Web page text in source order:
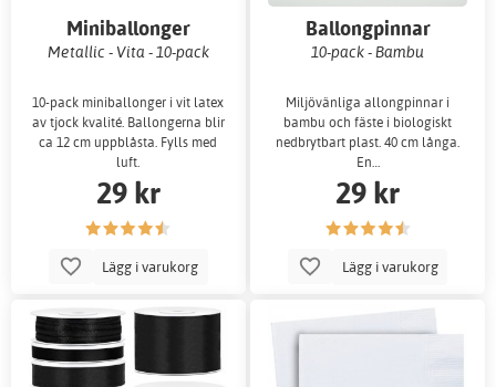
Miniballonger
Metallic - Vita - 10-pack
10-pack miniballonger i vit latex
av tjock kvalité. Ballongerna blir
ca 12 cm uppblåsta. Fylls med
luft.
29 kr
Lägg i varukorg
Ballongpinnar
10-pack - Bambu
Miljövänliga allongpinnar i
bambu och fäste i biologiskt
nedbrytbart plast. 40 cm långa.
En…
29 kr
Lägg i varukorg